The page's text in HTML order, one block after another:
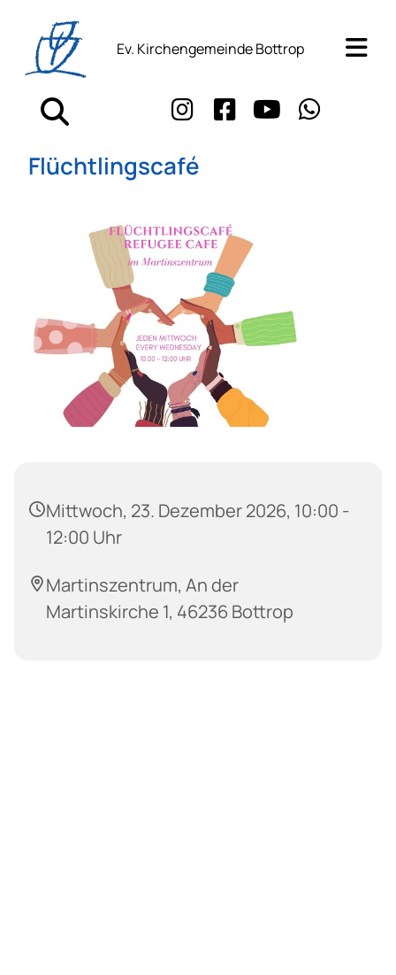
Ev. Kirchengemeinde Bottrop
Flüchtlingscafé
Mittwoch, 23. Dezember 2026, 10:00 -
12:00 Uhr
Martinszentrum, An der
Martinskirche 1, 46236 Bottrop